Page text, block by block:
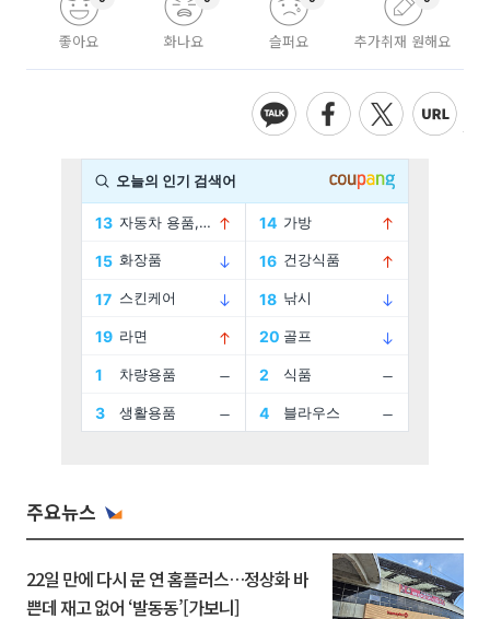
좋아요 화나요 슬퍼요 추가취재 원해요
주요뉴스
22일 만에 다시 문 연 홈플러스…정상화 바
쁜데 재고 없어 ‘발동동’[가보니]